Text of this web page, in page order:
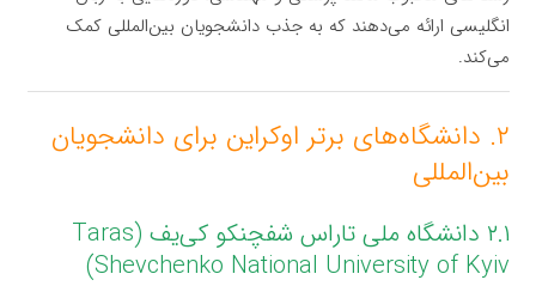
انگلیسی ارائه می‌دهند که به جذب دانشجویان بین‌المللی کمک
می‌کند.
۲. دانشگاه‌های برتر اوکراین برای دانشجویان
بین‌المللی
۲.۱ دانشگاه ملی تاراس شفچنکو کی‌یف (Taras
Shevchenko National University of Kyiv)